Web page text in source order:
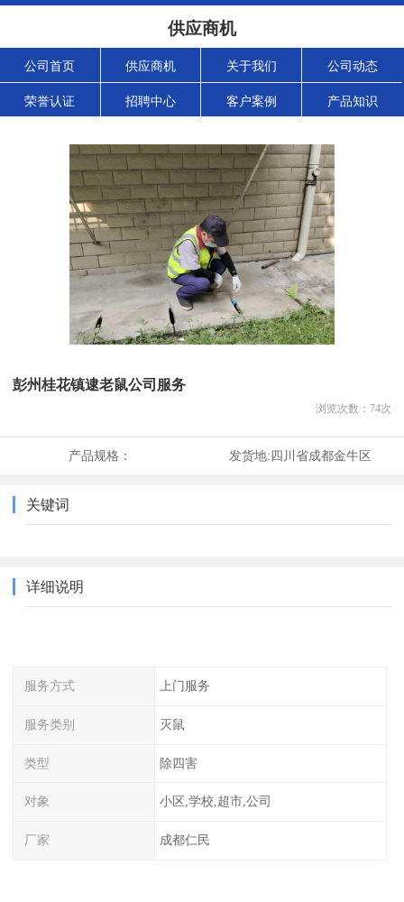
供应商机
公司首页 供应商机 关于我们 公司动态
荣誉认证 招聘中心 客户案例 产品知识
彭州桂花镇逮老鼠公司服务
浏览次数： 74次
产品规格： 发货地:四川省成都金牛区
关键词
详细说明
服务方式 上门服务
服务类别 灭鼠
类型 除四害
对象 小区,学校,超市,公司
厂家 成都仁民